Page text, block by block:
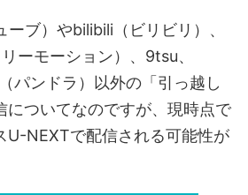
ブ）やbilibili（ビリビリ）、
ーモーション）、9tsu、
パンドラ）以外の「引っ越し
についてなのですが、現時点で
U-NEXTで配信される可能性が